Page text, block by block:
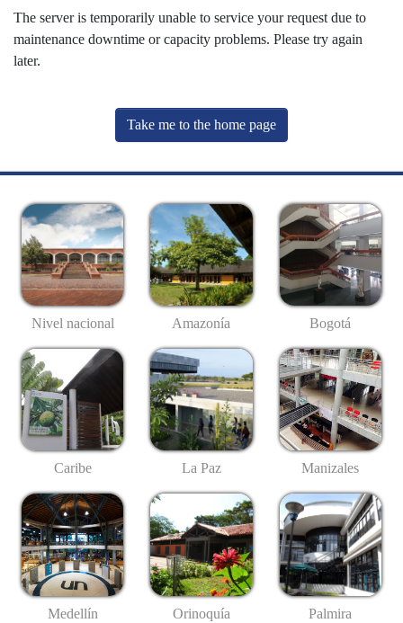
The server is temporarily unable to service your request due to
maintenance downtime or capacity problems. Please try again
later.
Take me to the home page
Nivel nacional Amazonía Bogotá
Caribe La Paz Manizales
Medellín Orinoquía Palmira